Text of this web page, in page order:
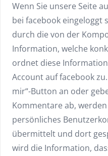
Wenn Sie unsere Seite
bei facebook eingeloggt
durch die von der
Information, welche
ordnet diese
Account auf facebook
mir“-Button an oder
Kommentare ab,
persönliches
übermittelt und dort
wird die Information,